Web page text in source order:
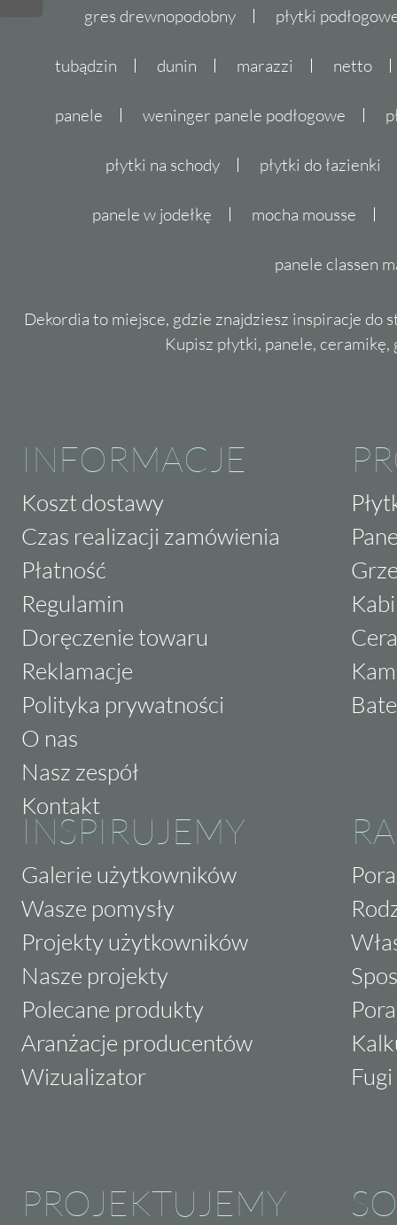
gres drewnopodobny płytki
tubądzin dunin marazzi netto
panele weninger panele podłogowe
płytki na schody płytki do łazienki
panele w jodełkę mocha mousse
panele classen
Dekordia to miejsce, gdzie znajdziesz inspiracje do
Kupisz płytki, panele,
INFORMACJE
Koszt dostawy
Czas realizacji zamówienia
Płatność
Regulamin
Doręczenie towaru
Reklamacje
Polityka prywatności
O nas
Nasz zespół
Kontakt
INSPIRUJEMY
Galerie użytkowników
Wasze pomysły
Projekty użytkowników
Nasze projekty
Polecane produkty
Aranżacje producentów
Wizualizator
PROJEKTUJEMY